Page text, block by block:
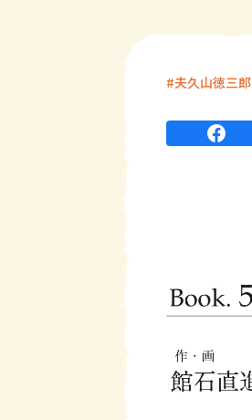
夫久山徳三郎